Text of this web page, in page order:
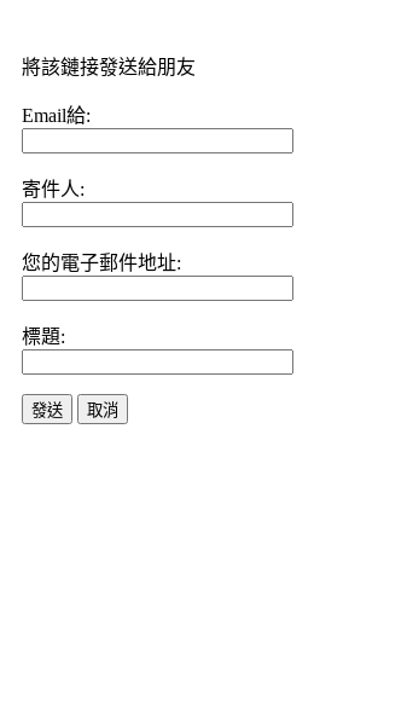
將該鏈接發送給朋友
Email給:
寄件人:
您的電子郵件地址:
標題:
發送 取消